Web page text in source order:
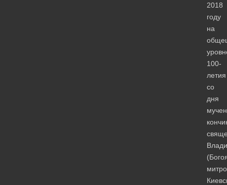
2018
году
на
100-
летия
со
дня